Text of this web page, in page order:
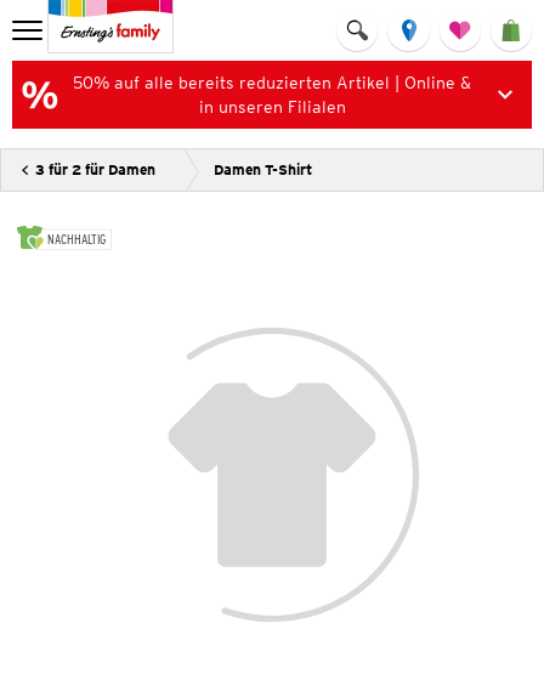
50% auf alle bereits reduzierten Artikel | Online &
in unseren Filialen
3 für 2 für Damen Damen T-Shirt
NACHHALTIG